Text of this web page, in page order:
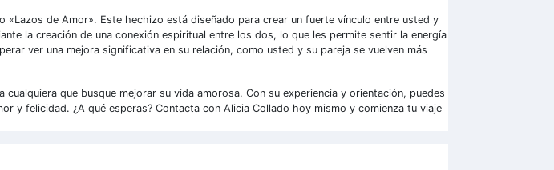
de Amor». Este hechizo está diseñado para crear un fuerte vínculo entre usted y
la creación de una conexión espiritual entre los dos, lo que les permite sentir la energía
ver una mejora significativa en su relación, como usted y su pareja se vuelven más
que busque mejorar su vida amorosa. Con su experiencia y orientación, puedes
y felicidad. ¿A qué esperas? Contacta con Alicia Collado hoy mismo y comienza tu viaje